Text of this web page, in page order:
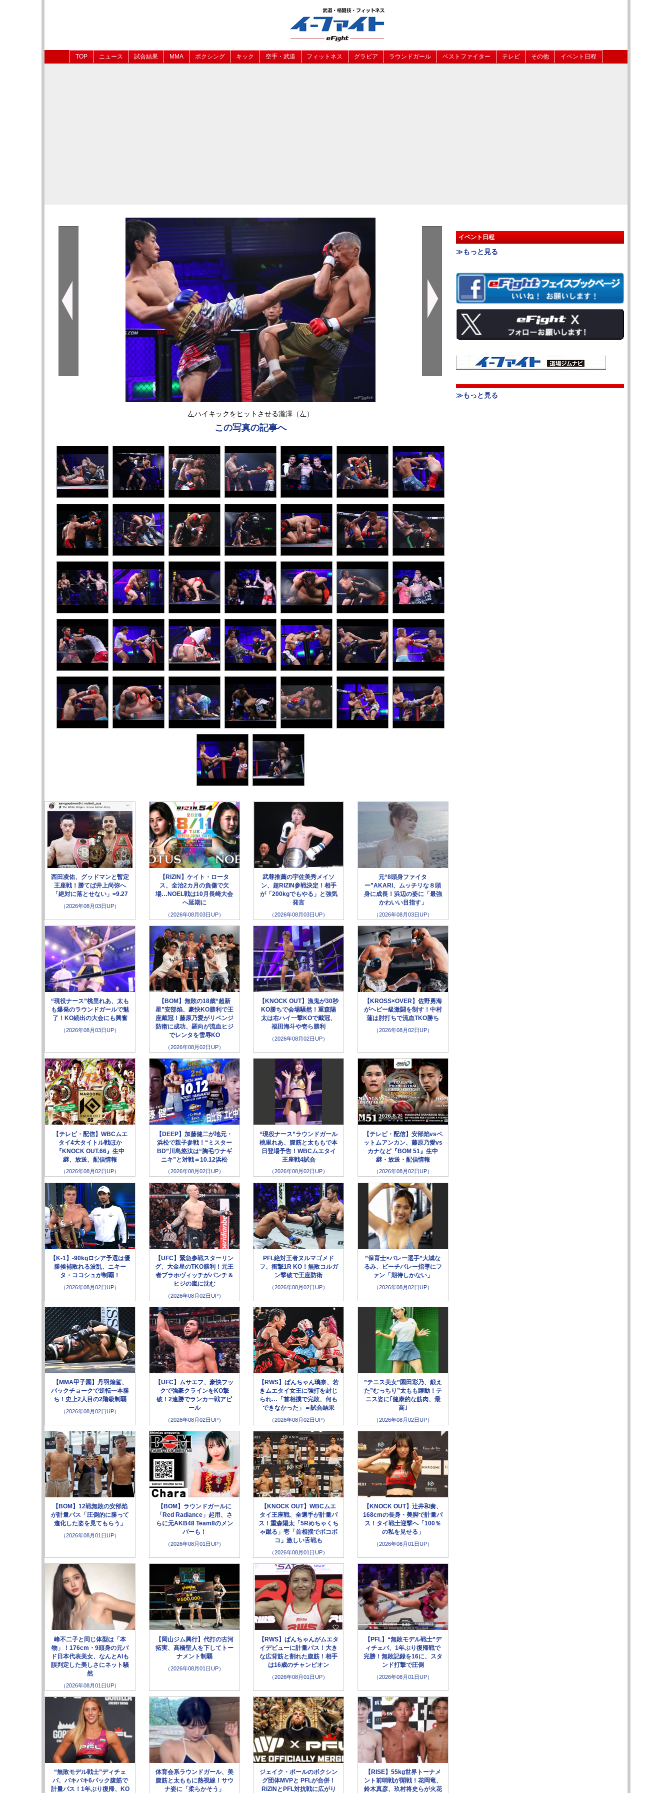
TOP ニュース 試合結果 MMA ボクシング キック 空手・武道 フィットネス グラビア ラウンドガール ベストファイター テレビ その他 イベント日程
左ハイキックをヒットさせる瀧澤（左）
この写真の記事へ
西田凌佑、グッドマンと暫定
王座戦！勝てば井上尚弥へ
「絶対に落とせない」=9.27
（2026年08月03日UP）
【RIZIN】ケイト・ロータ
ス、全治2カ月の負傷で欠
場…NOEL戦は10月長崎大会
へ延期に
（2026年08月03日UP）
武尊推薦の宇佐美秀メイソ
ン、超RIZIN参戦決定！相手
が「200kgでもやる」と強気
発言
（2026年08月03日UP）
元“8頭身ファイタ
ー”AKARI、ムッチリな８頭
身に成長！浜辺の姿に「最強
かわいい目指す」
（2026年08月03日UP）
“現役ナース”桃里れあ、太も
も爆発のラウンドガールで魅
了！KO続出の大会にも興奮
（2026年08月03日UP）
【BOM】無敗の18歳“超新
星”安部焰、豪快KO勝利で王
座戴冠！藤原乃愛がリベンジ
防衛に成功、羅向が流血ヒジ
でレンタを雪辱KO
（2026年08月02日UP）
【KNOCK OUT】漁鬼が30秒
KO勝ちで会場騒然！重森陽
太は右ハイ一撃KOで戴冠、
福田海斗や壱ら勝利
（2026年08月02日UP）
【KROSS×OVER】佐野勇海
がヘビー級激闘を制す！中村
蓮は肘打ちで流血TKO勝ち
（2026年08月02日UP）
【テレビ・配信】WBCムエ
タイ4大タイトル戦ほか
『KNOCK OUT.66』生中
継、放送、配信情報
（2026年08月02日UP）
【DEEP】加藤健二が地元・
浜松で親子参戦！“ミスター
BD”川島悠汰は“胸毛ウナギ
ニキ”と対戦＝10.12浜松
（2026年08月02日UP）
“現役ナース”ラウンドガール
桃里れあ、腹筋と太ももで本
日登場予告！WBCムエタイ
王座戦4試合
（2026年08月02日UP）
【テレビ・配信】安部焰vsペ
ットムアンカン、藤原乃愛vs
カナなど『BOM 51』生中
継・放送・配信情報
（2026年08月02日UP）
【K-1】-90kgロシア予選は優
勝候補敗れる波乱、ニキー
タ・ココシュが制覇！
（2026年08月02日UP）
【UFC】緊急参戦スターリン
グ、大金星のTKO勝利！元王
者ブラホヴィッチがパンチ＆
ヒジの嵐に沈む
（2026年08月02日UP）
PFL絶対王者ヌルマゴメド
フ、衝撃1R KO！無敗コルガ
ン撃破で王座防衛
（2026年08月02日UP）
”保育士×バレー選手”大城な
るみ、ビーチバレー指導にフ
ァン「期待しかない」
（2026年08月02日UP）
【MMA甲子園】丹羽煌駕、
バックチョークで逆転一本勝
ち！史上2人目の2階級制覇
（2026年08月02日UP）
【UFC】ムサエフ、豪快フッ
クで強豪クラインをKO撃
破！2連勝でランカー戦アピ
ール
（2026年08月02日UP）
【RWS】ぱんちゃん璃奈、若
きムエタイ女王に強打を封じ
られ…「首相撲で完敗、何も
できなかった」＝試合結果
（2026年08月02日UP）
”テニス美女”園田彩乃、鍛え
た”むっちり”太もも躍動！テ
ニス姿に｢健康的な筋肉、最
高｣
（2026年08月02日UP）
【BOM】12戦無敗の安部焰
が計量パス「圧倒的に勝って
進化した姿を見てもらう」
（2026年08月01日UP）
【BOM】ラウンドガールに
「Red Radiance」起用、さ
らに元AKB48 Team8のメン
バーも！
（2026年08月01日UP）
【KNOCK OUT】WBCムエ
タイ王座戦、全選手が計量パ
ス！重森陽太「5Rめちゃくち
ゃ蹴る」壱「首相撲でボコボ
コ」激しい舌戦も
（2026年08月01日UP）
【KNOCK OUT】辻井和奏、
168cmの長身・美脚で計量パ
ス！タイ戦士迎撃へ「100％
の私を見せる」
（2026年08月01日UP）
峰不二子と同じ体型は「本
物」！176cm・9頭身の元バ
ド日本代表美女、なんとAIも
誤判定した美しさにネット騒
然
（2026年08月01日UP）
【岡山ジム興行】代打の古河
拓実、髙橋聖人を下してトー
ナメント制覇
（2026年08月01日UP）
【RWS】ぱんちゃんがムエタ
イデビューに計量パス！大き
な広背筋と割れた腹筋！相手
は16歳のチャンピオン
（2026年08月01日UP）
【PFL】“無敗モデル戦士”デ
ィチェバ、1年ぶり復帰戦で
完勝！無敗記録を16に、スタ
ンド打撃で圧倒
（2026年08月01日UP）
“無敗モデル戦士”ディチェ
バ、バキバキ6パック腹筋で
計量パス！1年ぶり復帰、KO
体育会系ラウンドガール、美
腹筋と太ももに熱視線！サウ
ナ姿に「柔らかそう」
ジェイク・ポールのボクシン
グ団体MVPと PFLが合併！
RIZINとPFL対抗戦に広がり
【RISE】55kg世界トーナメ
ント前哨戦が開戦！花岡竜、
鈴木真彦、玖村将史らが火花
イベント日程
≫もっと見る
≫もっと見る